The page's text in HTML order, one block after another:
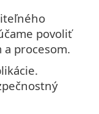
povoliť
procesom.